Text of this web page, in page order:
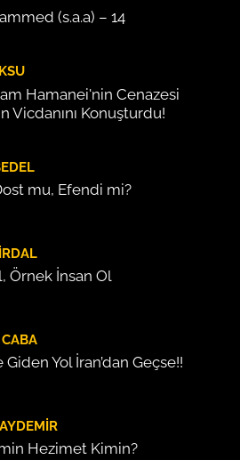
(s.a.a) – 14
Hamanei'nin Cenazesi
Vicdanını Konuşturdu!
mu, Efendi mi?
Örnek İnsan Ol
Yol İran’dan Geçse!!
Hezimet Kimin?